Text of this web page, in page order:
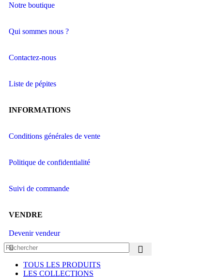
Notre boutique
Qui sommes nous ?
Contactez-nous
Liste de pépites
INFORMATIONS
Conditions générales de vente
Politique de confidentialité
Suivi de commande
VENDRE
Devenir vendeur
TOUS LES PRODUITS
LES COLLECTIONS